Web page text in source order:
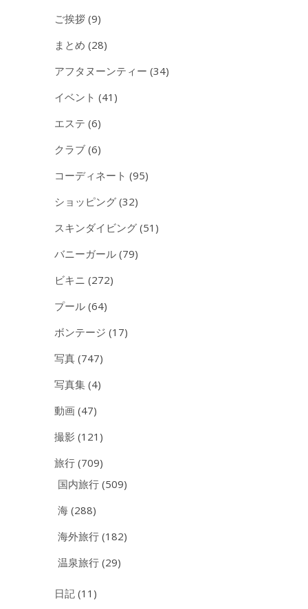
ご挨拶 (9)
まとめ (28)
アフタヌーンティー (34)
イベント (41)
エステ (6)
クラブ (6)
コーディネート (95)
ショッピング (32)
スキンダイビング (51)
バニーガール (79)
ビキニ (272)
プール (64)
ボンテージ (17)
写真 (747)
写真集 (4)
動画 (47)
撮影 (121)
旅行 (709)
国内旅行 (509)
海 (288)
海外旅行 (182)
温泉旅行 (29)
日記 (11)